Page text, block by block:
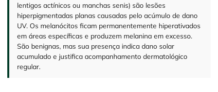
lentigos actínicos ou manchas senis) são lesões
hiperpigmentadas planas causadas pelo acúmulo de dano
UV. Os melanócitos ficam permanentemente hiperativados
em áreas específicas e produzem melanina em excesso.
São benignas, mas sua presença indica dano solar
acumulado e justifica acompanhamento dermatológico
regular.